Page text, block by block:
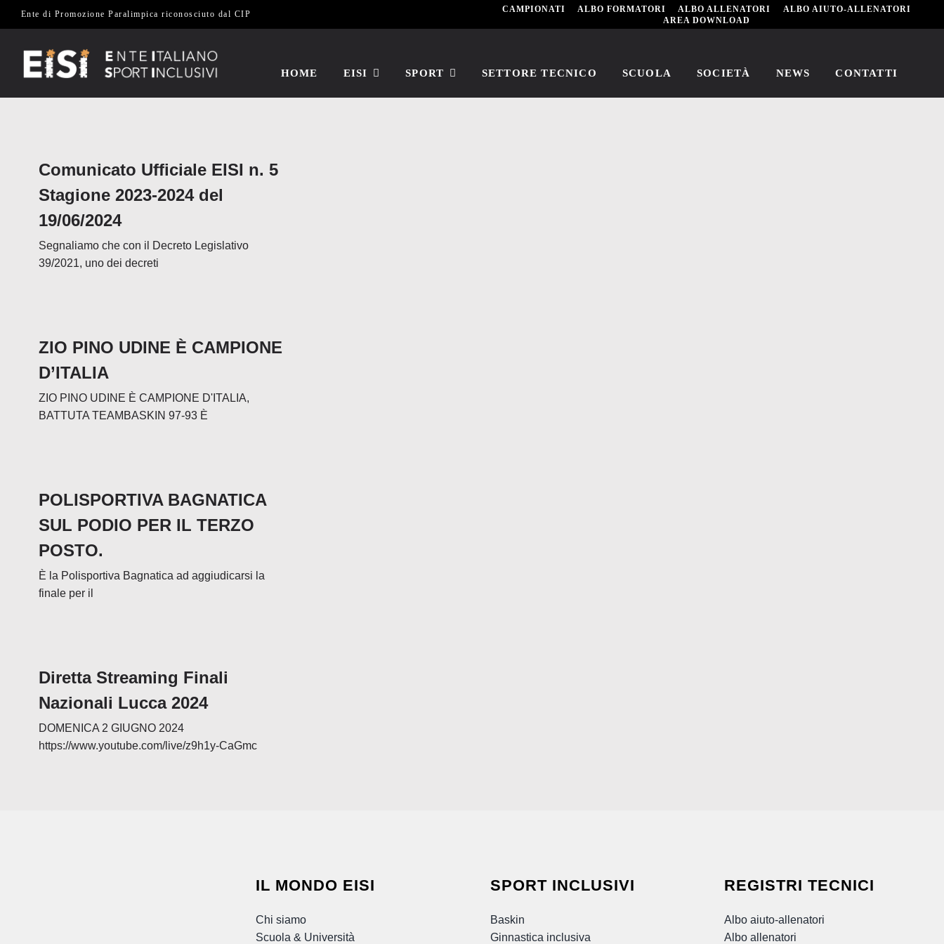
SaltaEnte di Promozione Paralimpica riconosciuto dal CIP
CAMPIONATI ALBO FORMATORI ALBO ALLENATORI
ALBO AIUTO-ALLENATORI
AREA DOWNLOAD
HOME EISI SPORT SETTORE TECNICO SCUOLA SOCIETÀ NEWS CONTATTI
Comunicato Ufficiale EISI n. 5
Stagione 2023-2024 del
19/06/2024
Segnaliamo che con il Decreto Legislativo
39/2021, uno dei decreti
ZIO PINO UDINE È CAMPIONE
D’ITALIA
ZIO PINO UDINE È CAMPIONE D'ITALIA,
BATTUTA TEAMBASKIN 97-93 È
POLISPORTIVA BAGNATICA
SUL PODIO PER IL TERZO
POSTO.
È la Polisportiva Bagnatica ad aggiudicarsi la
finale per il
Diretta Streaming Finali
Nazionali Lucca 2024
DOMENICA 2 GIUGNO 2024
https://www.youtube.com/live/z9h1y-CaGmc
IL MONDO EISI
Chi siamo
Scuola & Università
SPORT INCLUSIVI
Baskin
Ginnastica inclusiva
REGISTRI TECNICI
Albo aiuto-allenatori
Albo allenatori